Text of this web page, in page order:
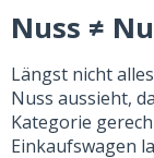
Nuss ≠
Längst nicht
Nuss aussieht,
Kategorie
Einkaufswagen